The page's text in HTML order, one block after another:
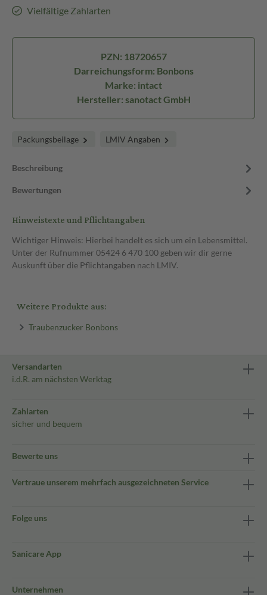
Vielfältige Zahlarten
PZN: 18720657
Darreichungsform: Bonbons
Marke: intact
Hersteller: sanotact GmbH
Packungsbeilage LMIV Angaben
Beschreibung
Bewertungen
Hinweistexte und Pflichtangaben
Wichtiger Hinweis: Hierbei handelt es sich um ein Lebensmittel.
Unter der Rufnummer 05424 6 470 100 geben wir dir gerne
Auskunft über die Pflichtangaben nach LMIV.
Weitere Produkte aus:
Traubenzucker Bonbons
Versandarten
i.d.R. am nächsten Werktag
Zahlarten
sicher und bequem
Bewerte uns
Vertraue unserem mehrfach ausgezeichneten Service
Folge uns
Sanicare App
Unternehmen